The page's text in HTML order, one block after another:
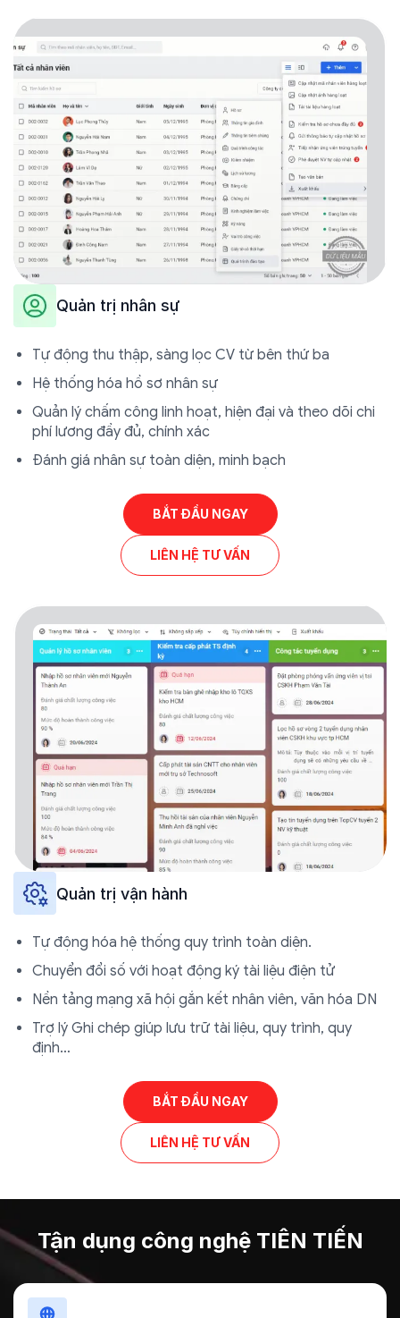
Quản trị nhân sự
Tự động thu thập, sàng lọc CV từ bên thứ ba
Hệ thống hóa hồ sơ nhân sự
Quản lý chấm công linh hoạt, hiện đại và theo dõi chi
phí lương đầy đủ, chính xác
Đánh giá nhân sự toàn diện, minh bạch
BẮT ĐẦU NGAY
LIÊN HỆ TƯ VẤN
Quản trị vận hành
Tự động hóa hệ thống quy trình toàn diện.
Chuyển đổi số với hoạt động ký tài liệu điện tử
Nền tảng mạng xã hội gắn kết nhân viên, văn hóa DN
Trợ lý Ghi chép giúp lưu trữ tài liệu, quy trình, quy
định…
BẮT ĐẦU NGAY
LIÊN HỆ TƯ VẤN
Tận dụng công nghệ TIÊN TIẾN